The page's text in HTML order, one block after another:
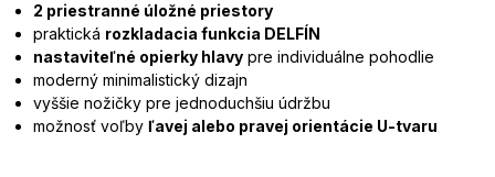
2 priestranné úložné priestory
praktická rozkladacia funkcia DELFÍN
nastaviteľné opierky hlavy pre individuálne pohodlie
moderný minimalistický dizajn
vyššie nožičky pre jednoduchšiu údržbu
možnosť voľby ľavej alebo pravej orientácie U-tvaru